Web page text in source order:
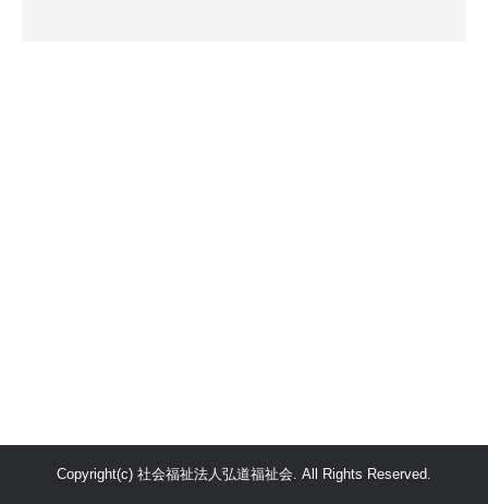
Copyright(c) 社会福祉法人弘道福祉会. All Rights Reserved.